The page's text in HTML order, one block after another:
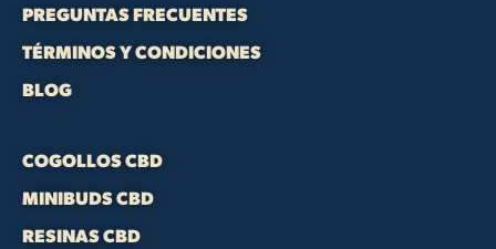
PREGUNTAS FRECUENTES
TÉRMINOS Y CONDICIONES
BLOG
COGOLLOS CBD
MINIBUDS CBD
RESINAS CBD